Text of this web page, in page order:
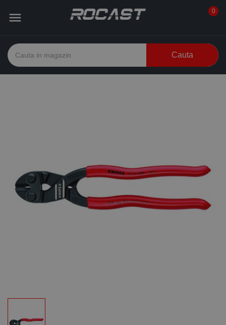
 0
Cauta